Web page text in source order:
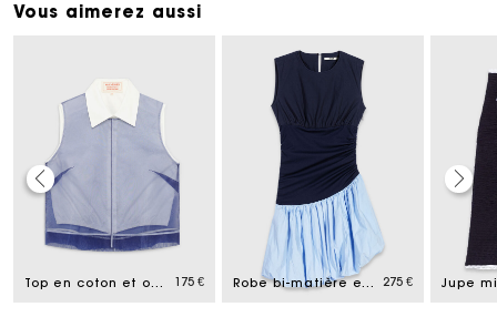
Vous aimerez aussi
Top en coton et organza amovible 175 € Robe bi-matière en jersey et coton 275 €
Carte Cadeau Maje : la meilleure façon d'offrir le
cadeau parfait
Livraison à domicile offerte sous 2 à 3 jours ouvrés.